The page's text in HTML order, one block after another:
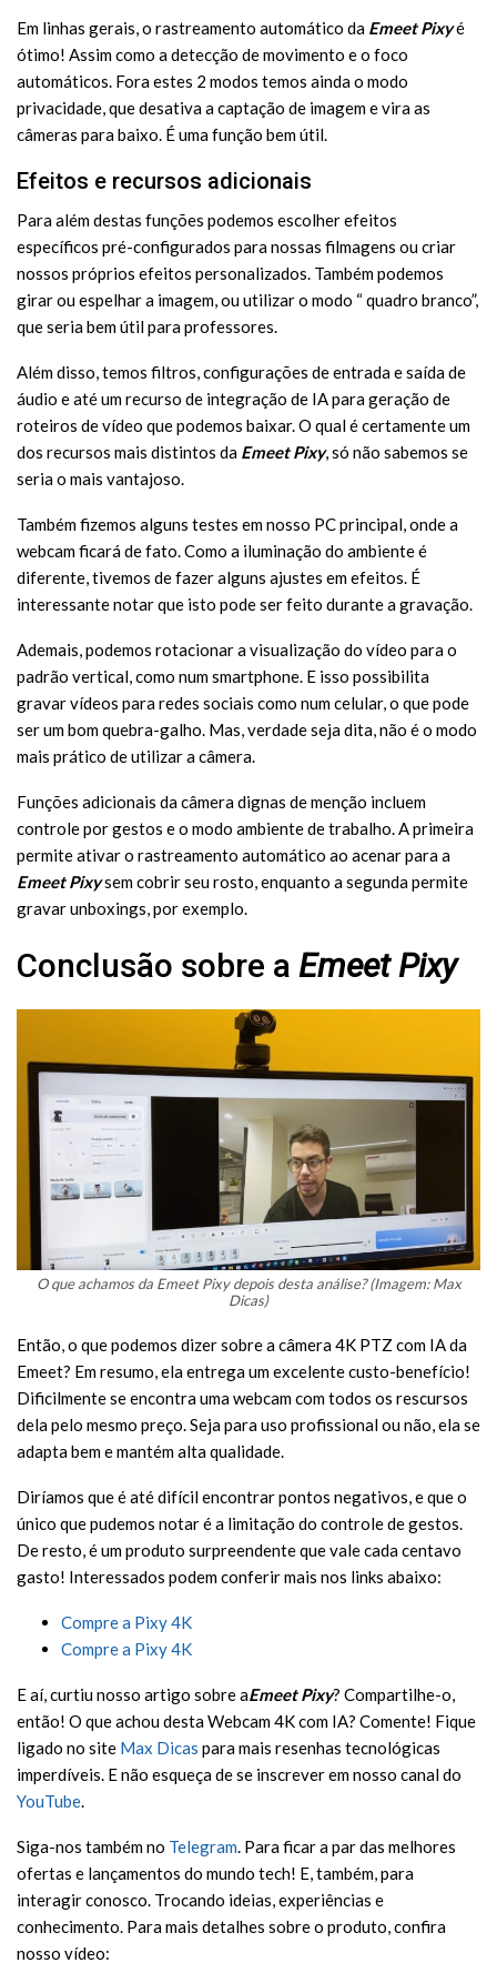
Em linhas gerais, o rastreamento automático da Emeet Pixyé
ótimo! Assim como a detecção de movimento e o foco
automáticos. Fora estes 2 modos temos ainda o modo
privacidade, que desativa a captação de imagem e vira as
câmeras para baixo. É uma função bem útil.
Efeitos e recursos adicionais
Para além destas funções podemos escolher efeitos
específicos pré-configurados para nossas filmagens ou criar
nossos próprios efeitos personalizados. Também podemos
girar ou espelhar a imagem, ou utilizar o modo “ quadro branco”,
que seria bem útil para professores.
Além disso, temos filtros, configurações de entrada e saída de
áudio e até um recurso de integração de IA para geração de
roteiros de vídeo que podemos baixar. O qual é certamente um
dos recursos mais distintos da Emeet Pixy, só não sabemos se
seria o mais vantajoso.
Também fizemos alguns testes em nosso PC principal, onde a
webcam ficará de fato. Como a iluminação do ambiente é
diferente, tivemos de fazer alguns ajustes em efeitos. É
interessante notar que isto pode ser feito durante a gravação.
Ademais, podemos rotacionar a visualização do vídeo para o
padrão vertical, como num smartphone. E isso possibilita
gravar vídeos para redes sociais como num celular, o que pode
ser um bom quebra-galho. Mas, verdade seja dita, não é o modo
mais prático de utilizar a câmera.
Funções adicionais da câmera dignas de menção incluem
controle por gestos e o modo ambiente de trabalho. A primeira
permite ativar o rastreamento automático ao acenar para a
Emeet Pixysem cobrir seu rosto, enquanto a segunda permite
gravar unboxings, por exemplo.
Conclusão sobre a Emeet Pixy
O que achamos da Emeet Pixy depois desta análise? (Imagem: Max
Dicas)
Então, o que podemos dizer sobre a câmera 4K PTZ com IA da
Emeet? Em resumo, ela entrega um excelente custo-benefício!
Dificilmente se encontra uma webcam com todos os rescursos
dela pelo mesmo preço. Seja para uso profissional ou não, ela se
adapta bem e mantém alta qualidade.
Diríamos que é até difícil encontrar pontos negativos, e que o
único que pudemos notar é a limitação do controle de gestos.
De resto, é um produto surpreendente que vale cada centavo
gasto! Interessados podem conferir mais nos links abaixo:
Compre a Pixy 4K
Compre a Pixy 4K
E aí, curtiu nosso artigo sobre aEmeet Pixy? Compartilhe-o,
então! O que achou desta Webcam 4K com IA? Comente! Fique
ligado no site Max Dicas para mais resenhas tecnológicas
imperdíveis. E não esqueça de se inscrever em nosso canal do
YouTube
Siga-nos também no Telegram . Para ficar a par das melhores
ofertas e lançamentos do mundo tech! E, também, para
interagir conosco. Trocando ideias, experiências e
conhecimento. Para mais detalhes sobre o produto, confira
nosso vídeo: